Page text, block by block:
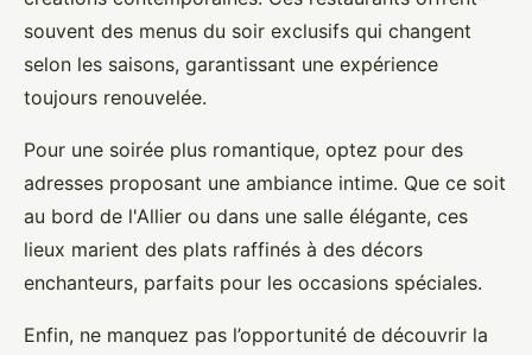
souvent des menus du soir exclusifs qui changent
selon les saisons, garantissant une expérience
toujours renouvelée.
Pour une soirée plus romantique, optez pour des
adresses proposant une ambiance intime. Que ce soit
au bord de l'Allier ou dans une salle élégante, ces
lieux marient des plats raffinés à des décors
enchanteurs, parfaits pour les occasions spéciales.
Enfin, ne manquez pas l’opportunité de découvrir la